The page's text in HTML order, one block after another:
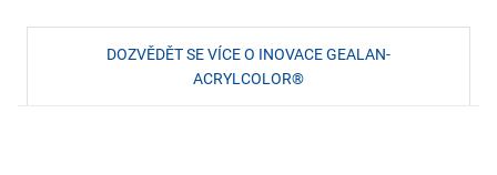
DOZVĚDĚT SE VÍCE O INOVACE GEALAN-
ACRYLCOLOR®